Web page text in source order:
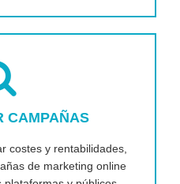
CAMPAÑAS
costes y rentabilidades,
de marketing online